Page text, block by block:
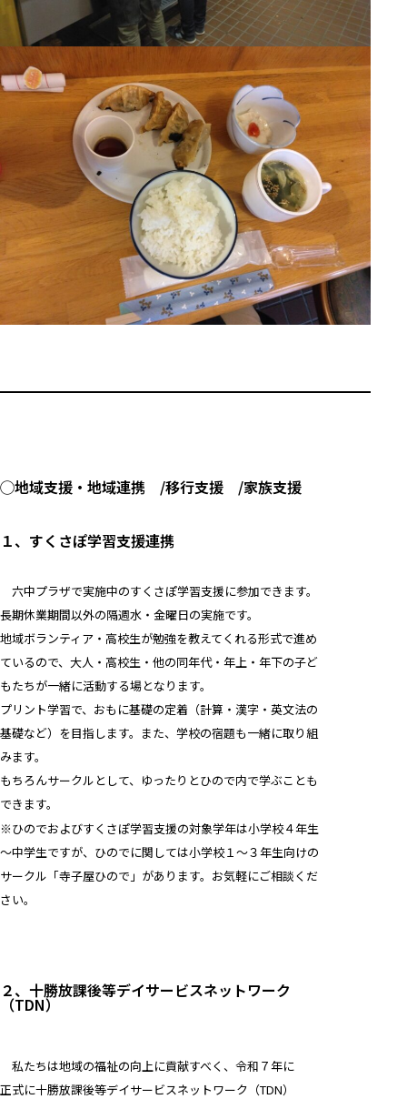
◯地域支援・地域連携 /移行支援 /家族支援
１、すくさぽ学習支援連携
六中プラザで実施中のすくさぽ学習支援に参加できます。
長期休業期間以外の隔週水・金曜日の実施です。
地域ボランティア・高校生が勉強を教えてくれる形式で進め
ているので、大人・高校生・他の同年代・年上・年下の子ど
もたちが一緒に活動する場となります。
プリント学習で、おもに基礎の定着（計算・漢字・英文法の
基礎など）を目指します。また、学校の宿題も一緒に取り組
みます。
もちろんサークルとして、ゆったりとひので内で学ぶことも
できます。
※ひのでおよびすくさぽ学習支援の対象学年は小学校４年生
～中学生ですが、ひのでに関しては小学校１～３年生向けの
サークル「寺子屋ひので」があります。お気軽にご相談くだ
さい。
２、十勝放課後等デイサービスネットワーク
（TDN）
私たちは地域の福祉の向上に貢献すべく、令和７年に
正式に十勝放課後等デイサービスネットワーク（TDN）